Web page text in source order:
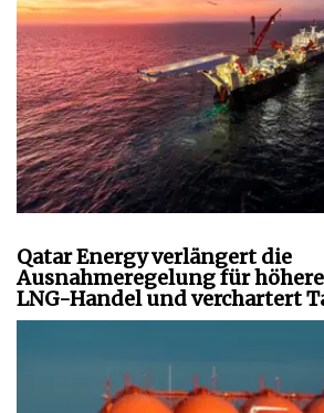
Qatar Energy verlängert die
Ausnahmeregelung für
LNG-Handel und verchartert